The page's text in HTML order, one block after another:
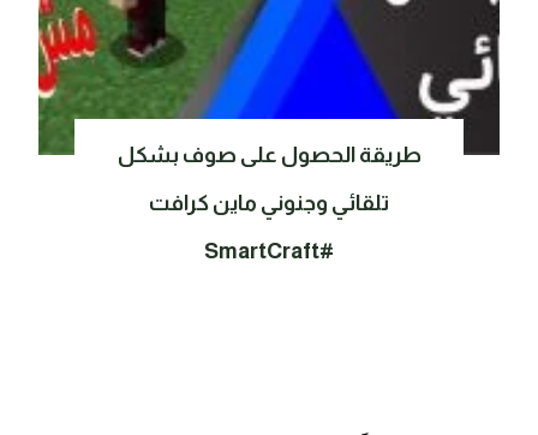
طريقة الحصول على صوف بشكل
تلقائي وجنوني ماين كرافت
#SmartCraft